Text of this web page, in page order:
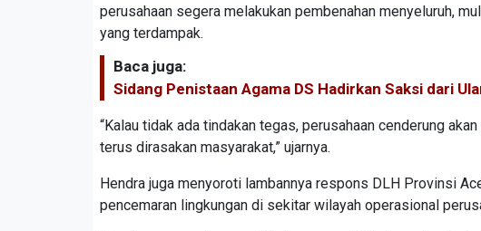
perusahaan segera melakukan pembenahan menyeluruh,
yang terdampak.
Baca juga:
Sidang Penistaan Agama DS Hadirkan Saksi dari
“Kalau tidak ada tindakan tegas, perusahaan cenderung
terus dirasakan masyarakat,” ujarnya.
Hendra juga menyoroti lambannya respons DLH Provinsi
pencemaran lingkungan di sekitar wilayah operasional